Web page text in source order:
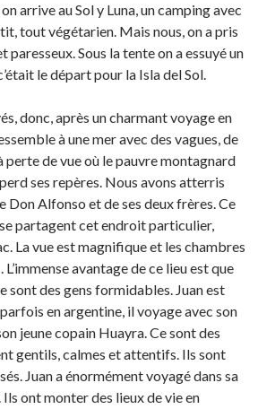
arrive au Sol y Luna, un camping avec
tout végétarien. Mais nous, on a pris
paresseux. Sous la tente on a essuyé un
le départ pour la Isla del Sol.
donc, après un charmant voyage en
à une mer avec des vagues, de
perte de vue où le pauvre montagnard
ses repères. Nous avons atterris
Don Alfonso et de ses deux frères. Ce
partagent cet endroit particulier,
La vue est magnifique et les chambres
avantage de ce lieu est que
sont des gens formidables. Juan est
en argentine, il voyage avec son
jeune copain Huayra. Ce sont des
gentils, calmes et attentifs. Ils sont
Juan a énormément voyagé dans sa
ont monter des lieux de vie en